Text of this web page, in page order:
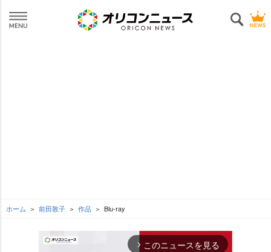
ホーム 前田敦子 作品 Blu-ray
arrow_forward_ios このニュースを見る